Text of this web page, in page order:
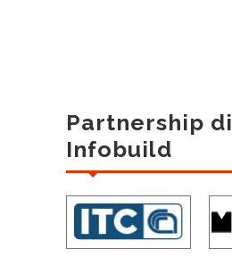
Partnership di
Infobuild